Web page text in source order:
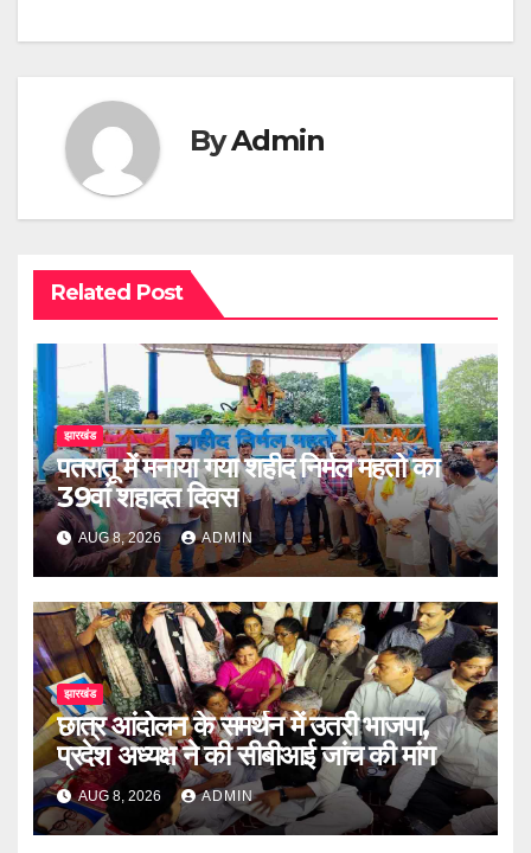
ByAdmin
Related Post
झारखंड
पतरातू में मनाया गया शहीद निर्मल महतो का
39वां शहादत दिवस
AUG 8, 2026 ADMIN
झारखंड
छात्र आंदोलन के समर्थन में उतरी भाजपा,
प्रदेश अध्यक्ष ने की सीबीआई जांच की मांग
AUG 8, 2026 ADMIN